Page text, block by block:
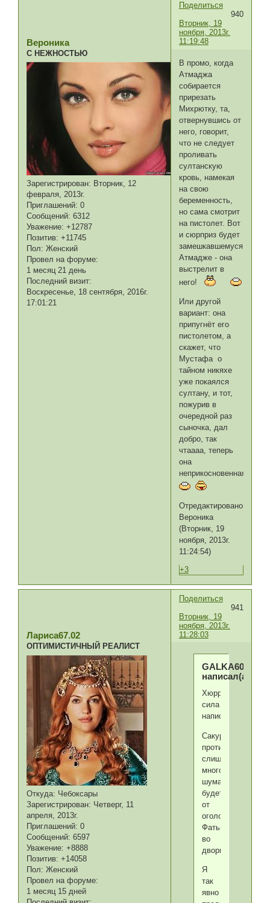
Поделиться
940
Вторник, 19
ноября, 2013г.
11:19:48
Вероника
С НЕЖНОСТЬЮ
Зарегистрирован: Вторник, 12
февраля, 2013г.
Приглашений: 0
Сообщений: 6312
Уважение: +12787
Позитив: +11745
Пол: Женский
Провел на форуме:
1 месяц 21 день
Последний визит:
Воскресенье, 18 сентября, 2016г.
17:01:21
В промо, когда
Атмаджа
собирается
прирезать
Михрютку, та,
отвернувшись от
него, говорит,
что не следует
проливать
султанскую
кровь, намекая
на свою
беременность,
но сама смотрит
на пистолет. Вот
и сюрприз будет
замешкавшемуся
Атмадже - она
выстрелит в
него!
Или другой
вариант: она
припугнёт его
пистолетом, а
скажет, что
Мустафа о
тайном никяхе
уже покаялся
султану, и тот,
пожурив в
очередной раз
сыночка, дал
добро, так
чтаааа, теперь
она
неприкосновенная!
Отредактировано
Вероника
(Вторник, 19
ноября, 2013г.
11:24:54)
+3
Поделиться
941
Вторник, 19
ноября, 2013г.
11:28:03
Лариса67.02
ОПТИМИСТИЧНЫЙ РЕАЛИСТ
Откуда: Чебоксары
Зарегистрирован: Четверг, 11
апреля, 2013г.
Приглашений: 0
Сообщений: 6597
Уважение: +8888
Позитив: +14058
Пол: Женский
Провел на форуме:
1 месяц 15 дней
GALKA60
написал(а):
Хюррем-
сила
написал(а):
Сакура
против,говорит-
слишком
много
шума
будет
от
оголодавшей
Фатьмы
во
дворце!
Я
так
явно